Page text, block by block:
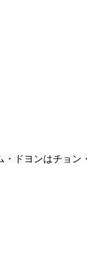
ドヨンはチョン